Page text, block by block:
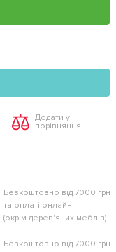
Додати у
порівняння
Безкоштовно від 7000 грн
та оплаті онлайн
(окрім дерев'яних меблів)
Безкоштовно від 7000 грн